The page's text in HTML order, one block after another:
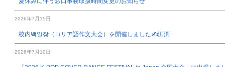
2026年7月15日
校内백일장（コリア語作文大会）を開催しました✍️🇰🇷
2026年7月10日